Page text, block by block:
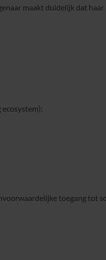
maakt duidelijk dat haar
toegang tot